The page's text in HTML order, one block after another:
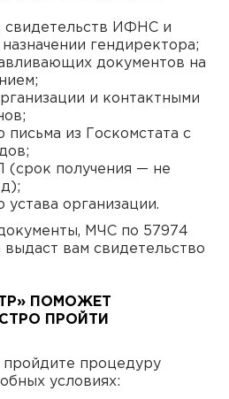
свидетельств ИФНС и
гендиректора;
документов на
и контактными
из Госкомстата с
(срок получения — не
организации.
МЧС по 57974
вам свидетельство
ПОМОЖЕТ
ПРОЙТИ
процедуру
условиях: